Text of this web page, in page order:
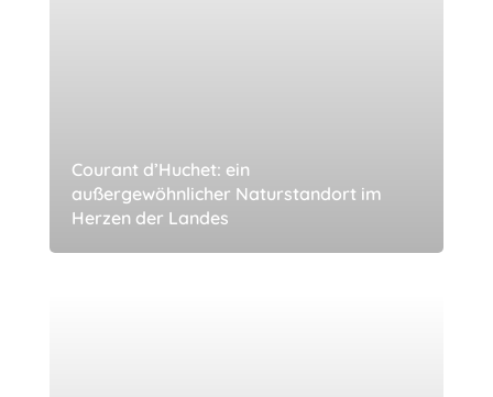
Courant d’Huchet: ein
außergewöhnlicher Naturstandort im
Herzen der Landes